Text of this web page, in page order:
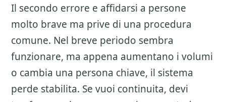
Il secondo errore e affidarsi a persone
molto brave ma prive di una procedura
comune. Nel breve periodo sembra
funzionare, ma appena aumentano i volumi
o cambia una persona chiave, il sistema
perde stabilita. Se vuoi continuita, devi